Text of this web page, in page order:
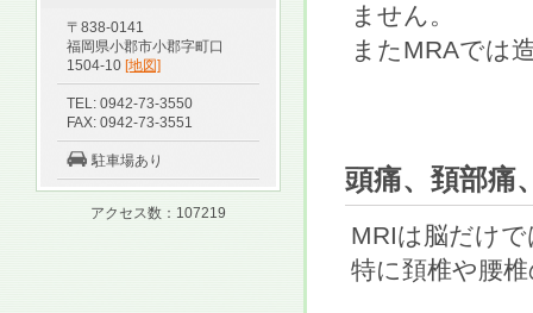
ません。
またMRAでは
頭痛、頚部痛
MRIは脳だけ
特に頚椎や腰
〒838-0141
福岡県小郡市小郡字町口
1504-10 [地図]
TEL: 0942-73-3550
FAX: 0942-73-3551
駐車場あり
アクセス数：107219